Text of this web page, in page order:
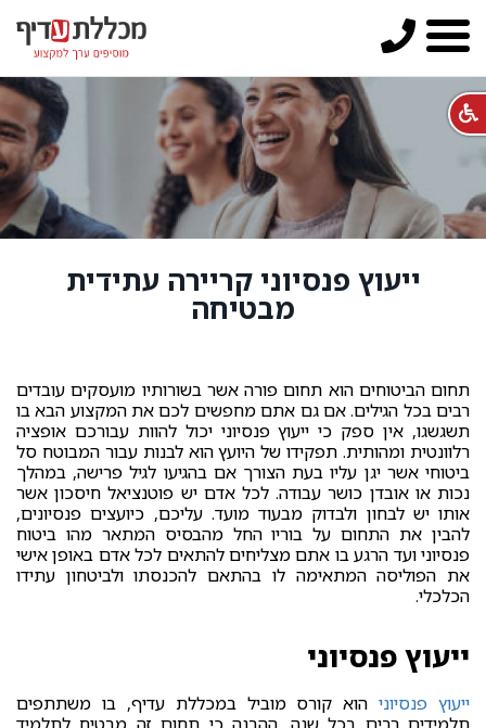
ייעוץ פנסיוני קריירה עתידית
מבטיחה
תחום הביטוחים הוא תחום פורה אשר בשורותיו מועסקים עובדים
רבים בכל הגילים. אם גם אתם מחפשים לכם את המקצוע הבא בו
תשגשגו, אין ספק כי ייעוץ פנסיוני יכול להוות עבורכם אופציה
רלוונטית ומהותית. תפקידו של היועץ הוא לבנות עבור המבוטח סל
ביטוחי אשר יגן עליו בעת הצורך אם בהגיעו לגיל פרישה, במהלך
נכות או אובדן כושר עבודה. לכל אדם יש פוטנציאל חיסכון אשר
אותו יש לבחון ולבדוק מבעוד מועד. עליכם, כיועצים פנסיונים,
להבין את התחום על בוריו החל מהבסיס המתאר מהו ביטוח
פנסיוני ועד הרגע בו אתם מצליחים להתאים לכל אדם באופן אישי
את הפוליסה המתאימה לו בהתאם להכנסתו ולביטחון עתידו
הכלכלי.
ייעוץ פנסיוני
ייעוץ פנסיוניהוא קורס מוביל במכללת עדיף, בו משתתפים